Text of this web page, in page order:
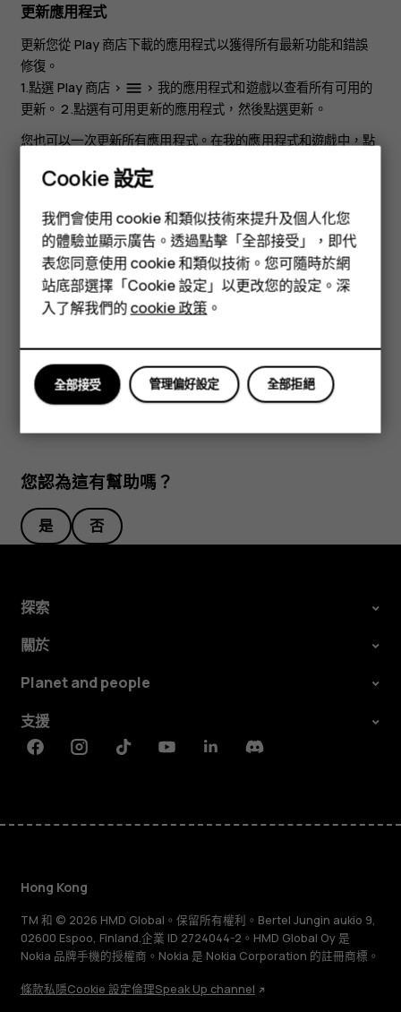
智慧型手機
功能型手機
配件
平板電腦
更新應用程式
更新您從 Play 商店下載的應用程式以獲得所有最新功能和錯誤
修復。
1.點選 Play 商店 > menu > 我的應用程式和遊戲以查看所有可用的
更新。 2.點選有可用更新的應用程式，然後點選更新 。
您也可以一次更新所有應用程式。在我的應用程式和遊戲中，點
點選Play 商店>menu>我的應用程式和遊戲，選擇您想要移除的
應用程式，然後點選解除安裝。
通過 Google Play 取得音樂、電影或書籍
點選音樂、電影或圖書以獲取更多資訊。
您認為這有幫助嗎？
是 否
探索
關於
Planet and people
支援
FacebookInstagramTiktokYoutubeLinkedinDiscord
Hong Kong
TM 和 © 2026 HMD Global。保留所有權利。Bertel Jungin aukio 9,
02600 Espoo, Finland.企業 ID 2724044-2。HMD Global Oy 是
Nokia 品牌手機的授權商。Nokia 是 Nokia Corporation 的註冊商標。
條款私隱Cookie 設定倫理Speak Up channel
Cookie 設定
我們會使用 cookie 和類似技術來提升及個人化您
的體驗並顯示廣告。透過點擊「全部接受」，即代
表您同意使用 cookie 和類似技術。您可隨時於網
站底部選擇「Cookie 設定」以更改您的設定。深
入了解我們的cookie 政策 。
全部拒絕
管理偏好設定
全部接受